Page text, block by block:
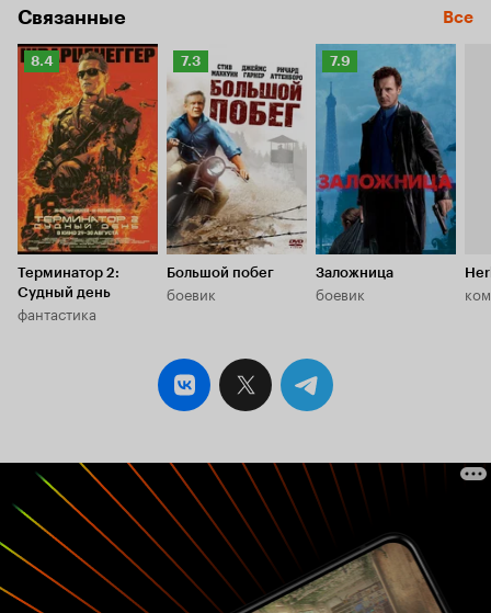
Связанные Все
Рейтинг
Кинопоиска
8.4
8.4
Терминатор 2:
Судный день
фантастика
Рейтинг
Кинопоиска
7.3
7.3
Большой побег
боевик
Рейтинг
Кинопоиска
7.9
7.9
Заложница
боевик